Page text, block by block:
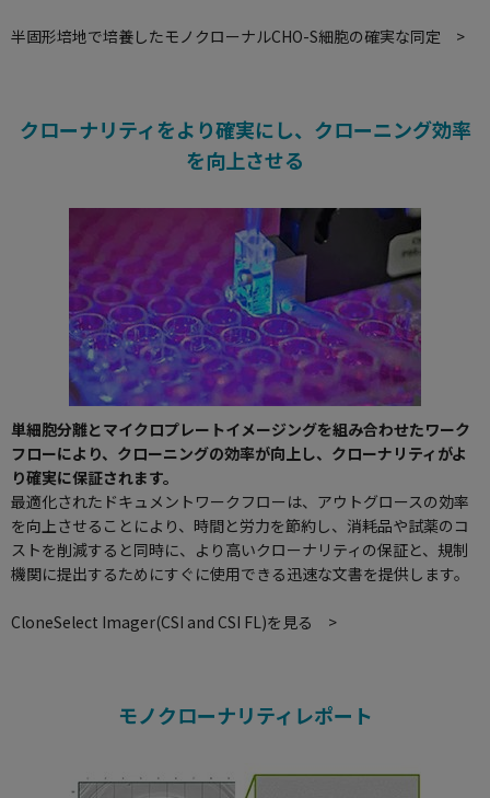
半固形培地で培養したモノクローナルCHO-S細胞の確実な同定 >
クローナリティをより確実にし、クローニング効率
を向上させる
単細胞分離とマイクロプレートイメージングを組み合わせたワーク
フローにより、クローニングの効率が向上し、クローナリティがよ
り確実に保証されます。
最適化されたドキュメントワークフローは、アウトグロースの効率
を向上させることにより、時間と労力を節約し、消耗品や試薬のコ
ストを削減すると同時に、より高いクローナリティの保証と、規制
機関に提出するためにすぐに使用できる迅速な文書を提供します。
CloneSelect Imager(CSI and CSI FL)を見る >
モノクローナリティレポート